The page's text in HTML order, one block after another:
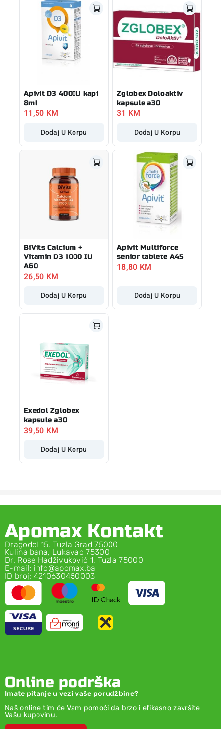
Apivit D3 400IU kapi
8ml
11,50 KM
Dodaj U Korpu
Zglobex Doloaktiv
kapsule a30
31 KM
Dodaj U Korpu
BiVits Calcium +
Vitamin D3 1000 IU
A60
26,50 KM
Dodaj U Korpu
Apivit Multiforce
senior tablete A45
18,80 KM
Dodaj U Korpu
Exedol Zglobex
kapsule a30
39,50 KM
Dodaj U Korpu
Apomax Kontakt
Dragodol 15, Tuzla Grad 75000
Kulina bana, Lukavac 75300
Dr. Rose Hadživuković 1, Tuzla 75000
E-mail: info@apomax.ba
ID broj: 4210630450003
Online podrška
Imate pitanje u vezi vaše porudžbine?
Naš online tim će Vam pomoći da brzo i efikasno završite
Vašu kupovinu.